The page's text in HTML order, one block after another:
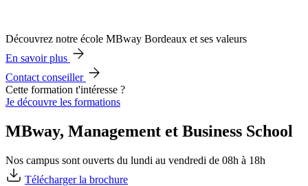
Découvrez notre école MBway Bordeaux et ses valeurs
En savoir plus
Contact conseiller
Cette formation t'intéresse ?
Je découvre les formations
MBway, Management et Business School
Nos campus sont ouverts du lundi au vendredi de 08h à 18h
Télécharger la brochure